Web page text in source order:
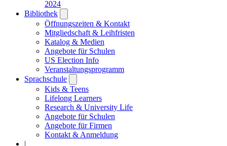
2024
Bibliothek
submenu
Öffnungszeiten & Kontakt
Mitgliedschaft & Leihfristen
Katalog & Medien
Angebote für Schulen
US Election Info
Veranstaltungsprogramm
Sprachschule
submenu
Kids & Teens
Lifelong Learners
Research & University Life
Angebote für Schulen
Angebote für Firmen
Kontakt & Anmeldung
|